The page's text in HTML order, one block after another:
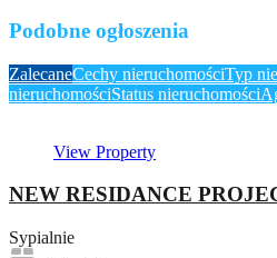
Podobne ogłoszenia
ZalecaneCechy nieruchomościTyp
nieruchomościStatus nieruchomości
View Property
NEW RESIDANCE
Sypialnie